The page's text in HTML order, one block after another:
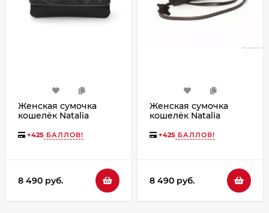
Женская сумочка
кошелёк Natalia
Птица черная
+425 БАЛЛОВ!
8 490 руб.
Женская сумочка
кошелёк Natalia
53.2п.621 коричневая
+425 БАЛЛОВ!
8 490 руб.